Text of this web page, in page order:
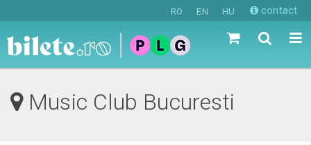
RO EN HU contact
Music Club Bucuresti